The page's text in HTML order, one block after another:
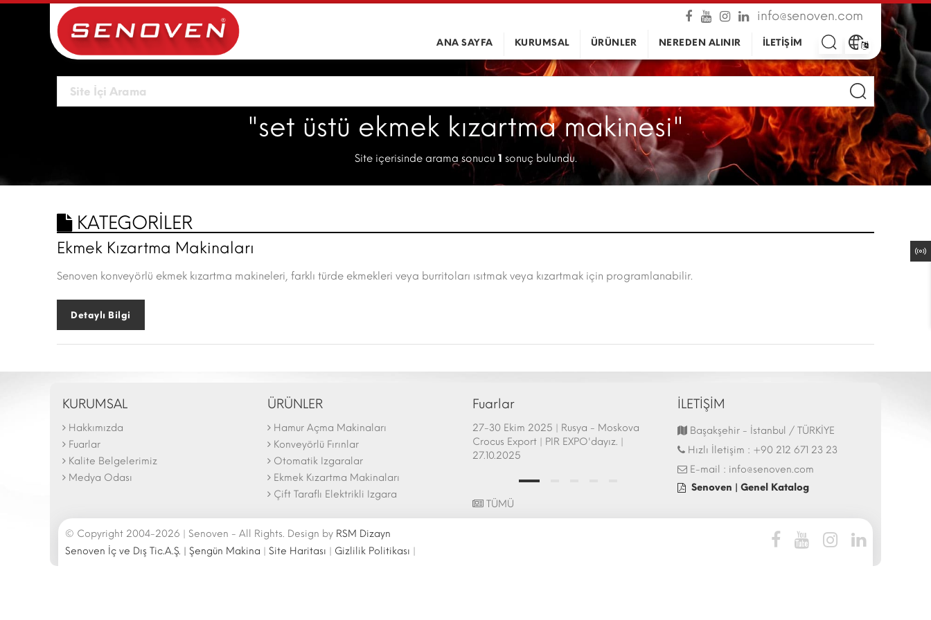
info@senoven.com
ANA SAYFA KURUMSAL ÜRÜNLER NEREDEN ALINIR İLETİŞİM
"set üstü ekmek kızartma makinesi"
Site içerisinde arama sonucu 1 sonuç bulundu.
KATEGORİLER
Ekmek Kızartma Makinaları
Senoven konveyörlü ekmek kızartma makineleri, farklı türde ekmekleri veya burritoları ısıtmak veya kızartmak için programlanabilir.
Detaylı Bilgi
KURUMSAL
Hakkımızda
Fuarlar
Kalite Belgelerimiz
Medya Odası
ÜRÜNLER
Hamur Açma Makinaları
Konveyörlü Fırınlar
Otomatik Izgaralar
Ekmek Kızartma Makinaları
Çift Taraflı Elektrikli Izgara
Fuarlar
The Nafem Show - Atlanta 26-28 Şubat
2025 Fuarı Katılımı | 26.02.2025
27-30 Ekim 2025 | Rusya - Moskova
Crocus Export | PIR EXPO'dayız. |
27.10.2025
44.İtalya - HostMilano 17-21 Ekim 2025
Fuarı Katılımı | 13.10.2025
TÜMÜ
İLETİŞİM
Başakşehir - İstanbul / TÜRKİYE
Hızlı İletişim : +90 212 671 23 23
E-mail : info@senoven.com
Senoven | Genel Katalog
© Copyright 2004-2026 | Senoven - All Rights. Design by RSM Dizayn
Senoven İç ve Dış Tic.A.Ş. | Şengün Makina | Site Haritası | Gizlilik Politikası |